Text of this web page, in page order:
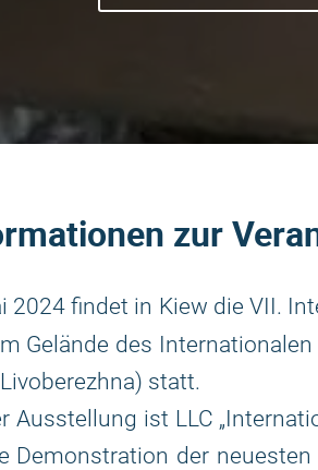
zur
2024 findet in Kiew die VII.
Gelände des
statt.
Ausstellung ist LLC
Demonstration der